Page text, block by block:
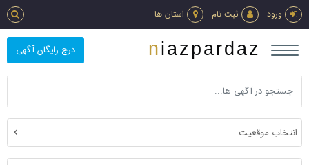
ورود ثبت نام استان ها
درج رایگان آگهی niazpardaz
انتخاب موقعیت